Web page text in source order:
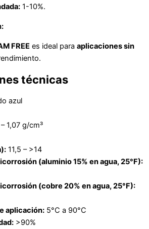
1-10%.
FREE es ideal para aplicaciones sin
técnicas
azul
1,07 g/cm³
11,5 – >14
(aluminio 15% en agua, 25°F):
(cobre 20% en agua, 25°F):
aplicación: 5°C a 90°C
>90%